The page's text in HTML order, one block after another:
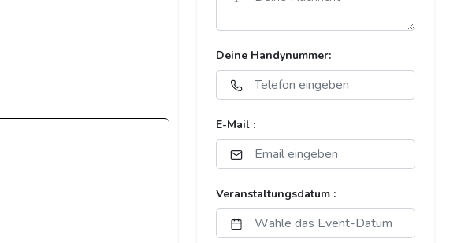
Deine Handynummer:
E-Mail :
Veranstaltungsdatum :